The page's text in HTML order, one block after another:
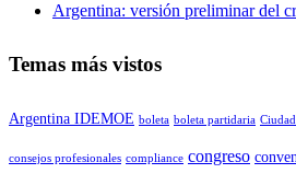
Argentina: versión preliminar del
Temas más vistos
Argentina IDEMOE boleta boleta partidaria
consejos profesionales compliance congreso